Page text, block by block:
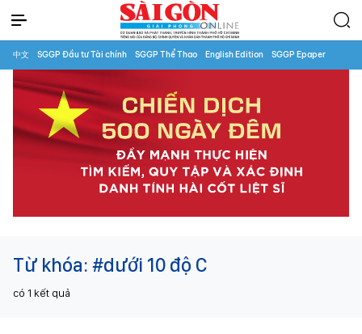
中文 SGGP Đầu tư Tài chính SGGP Thể Thao English Edition SGGP Epaper
Từ khóa: #dưới 10 độ C
có 1 kết quả